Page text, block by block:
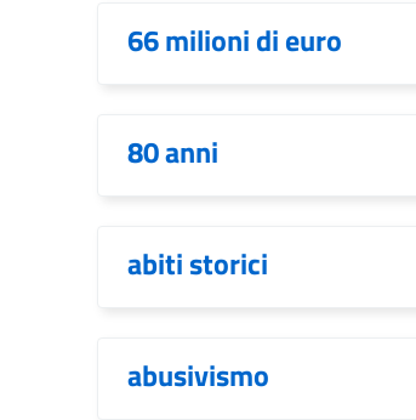
66 milioni di euro
80 anni
abiti storici
abusivismo